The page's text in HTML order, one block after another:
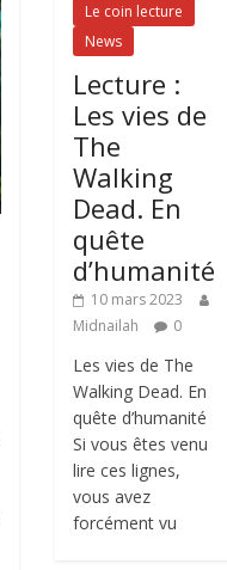
Le coin lecture
News
Lecture :
Les vies de
The
Walking
Dead. En
quête
d’humanité
10 mars 2023
Midnailah
0
Les vies de The
Walking Dead. En
quête d’humanité
Si vous êtes venu
lire ces lignes,
vous avez
forcément vu